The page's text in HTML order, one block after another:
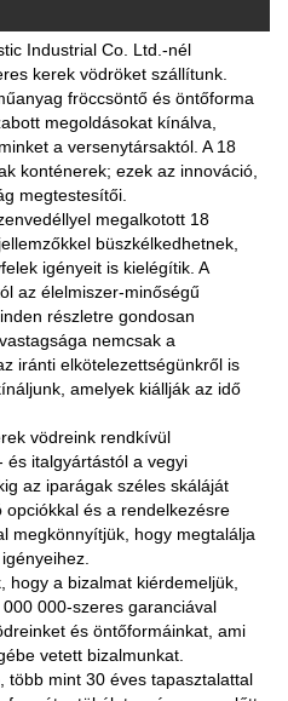
Industrial Co. Ltd.-nél
kerek vödröket szállítunk.
fröccsöntő és öntőforma
megoldásokat kínálva,
a versenytársaktól. A 18
konténerek; ezek az innováció,
megtestesítői.
megalkotott 18
büszkélkedhetnek,
igényeit is kielégítik. A
az élelmiszer-minőségű
részletre gondosan
nemcsak a
iránti elkötelezettségünkről is
amelyek kiállják az idő
vödreink rendkívül
és italgyártástól a vegyi
az iparágak széles skáláját
opciókkal és a rendelkezésre
megkönnyítjük, hogy megtalálja
hogy a bizalmat kiérdemeljük,
000-szeres garanciával
és öntőformáinkat, ami
vetett bizalmunkat.
több mint 30 éves tapasztalattal